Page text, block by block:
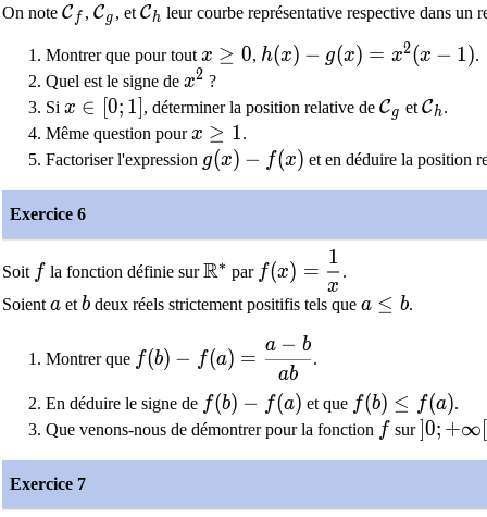
On note \mathcal{C}_f
C f ,\mathcal{C}_g
Cg , et\mathcal{C}_h
Ch leur courbe représentative respective dans un
Montrer que pour tout x\geq 0
x ≥ 0, h(x)-g(x)=x^2(x-1)
h(x) − g(x) = x2(x − 1).
Quel est le signe de x^2
x2 ?
Si x\in[0;1]
x ∈ 0; 1 , déterminer la position relative de Cg etCh.
Même question pourx\geq1
x ≥ 1.
Factoriser l'expression g(x)-f(x)
g(x) − f(x) et en déduire la position
Exercice 6
Soit f
f la fonction définie sur\mathbb{R}^*
R∗ par f(x)=\dfrac{1}{x}
f(x) =
x
1
.
Soient a
a et b
b deux réels strictement positifis tels que a \leq b
a ≤ b.
Montrer que f(b)-f(a)=\dfrac{a-b}{ab}
f(b) − f(a) =
ab
a − b
.
En déduire le signe de f(b)-f(a)
f(b) − f(a) et que f(b) \leq f(a)
f(b) ≤ f(a).
Que venons-nous de démontrer pour la fonction ff sur]0; +∞[
Exercice 7